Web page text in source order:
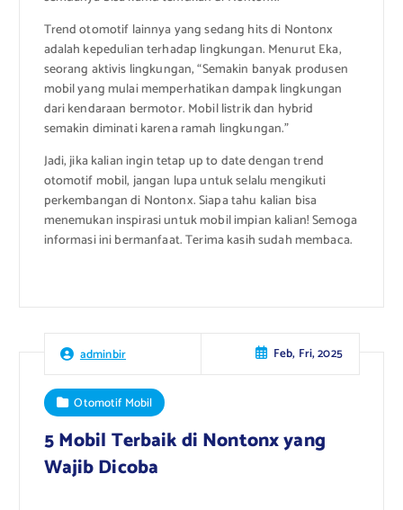
Trend otomotif lainnya yang sedang hits di Nontonx
adalah kepedulian terhadap lingkungan. Menurut Eka,
seorang aktivis lingkungan, “Semakin banyak produsen
mobil yang mulai memperhatikan dampak lingkungan
dari kendaraan bermotor. Mobil listrik dan hybrid
semakin diminati karena ramah lingkungan.”
Jadi, jika kalian ingin tetap up to date dengan trend
otomotif mobil, jangan lupa untuk selalu mengikuti
perkembangan di Nontonx. Siapa tahu kalian bisa
menemukan inspirasi untuk mobil impian kalian! Semoga
informasi ini bermanfaat. Terima kasih sudah membaca.
adminbir Feb, Fri, 2025
Otomotif Mobil
5 Mobil Terbaik di Nontonx yang
Wajib Dicoba